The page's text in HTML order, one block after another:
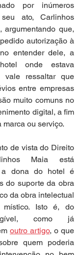
por inúmeros
ato, Carlinhos
argumentando que,
autorização à
entender dele, a
onde estava
vale ressaltar que
entre empresas
muito comuns no
digital, a fim
ou serviço.
de vista do Direito
Maia está
a dona do hotel é
do suporte da obra
da obra intelectual
Isto é, do
como já
outro artigo, o que
quem poderia